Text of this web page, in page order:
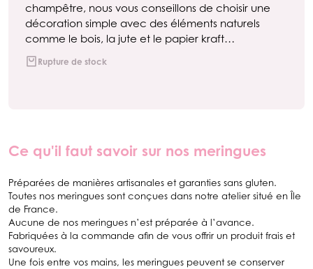
champêtre, nous vous conseillons de choisir une
décoration simple avec des éléments naturels
comme le bois, la jute et le papier kraft…
Rupture de stock
Ce qu'il faut savoir sur nos meringues
Préparées de manières artisanales et garanties sans gluten.
Toutes nos meringues sont conçues dans notre atelier situé en Île
de France.
Aucune de nos meringues n’est préparée à l’avance.
Fabriquées à la commande afin de vous offrir un produit frais et
savoureux.
Une fois entre vos mains, les meringues peuvent se conserver